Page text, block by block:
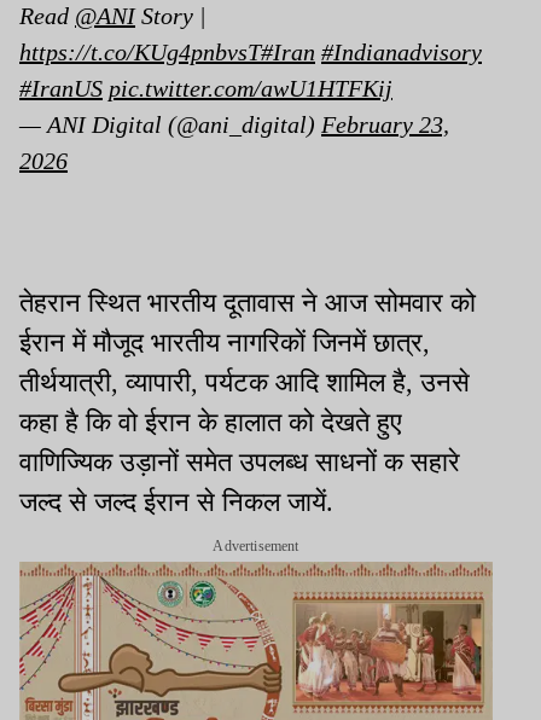
Read @ANIStory |
https://t.co/KUg4pnbvsT#Iran #Indianadvisory
#IranUS pic.twitter.com/awU1HTFKij
— ANI Digital (@ani_digital) February 23,
2026
तेहरान स्थित भारतीय दूतावास ने आज सोमवार को
ईरान में मौजूद भारतीय नागरिकों जिनमें छात्र,
तीर्थयात्री, व्यापारी, पर्यटक आदि शामिल है, उनसे
कहा है कि वो ईरान के हालात को देखते हुए
वाणिज्यिक उड़ानों समेत उपलब्ध साधनों क सहारे
जल्द से जल्द ईरान से निकल जायें.
Advertisement